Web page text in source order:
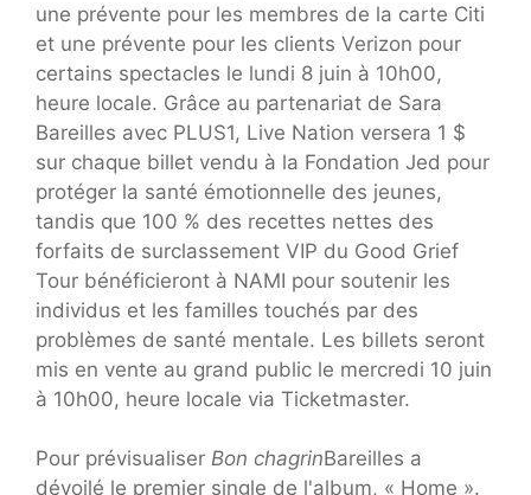
une prévente pour les membres de la carte Citi
et une prévente pour les clients Verizon pour
certains spectacles le lundi 8 juin à 10h00,
heure locale. Grâce au partenariat de Sara
Bareilles avec PLUS1, Live Nation versera 1 $
sur chaque billet vendu à la Fondation Jed pour
protéger la santé émotionnelle des jeunes,
tandis que 100 % des recettes nettes des
forfaits de surclassement VIP du Good Grief
Tour bénéficieront à NAMI pour soutenir les
individus et les familles touchés par des
problèmes de santé mentale. Les billets seront
mis en vente au grand public le mercredi 10 juin
à 10h00, heure locale via Ticketmaster.
Pour prévisualiser Bon chagrinBareilles a
dévoilé le premier single de l'album, « Home ».